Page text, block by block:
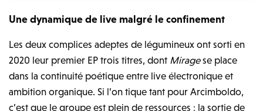
Une dynamique de live malgré le confinement
Les deux complices adeptes de légumineux ont sorti en
2020 leur premier EP trois titres, dont Miragese place
dans la continuité poétique entre live électronique et
ambition organique. Si l’on tique tant pour Arcimboldo,
c’est que le groupe est plein de ressources : la sortie de